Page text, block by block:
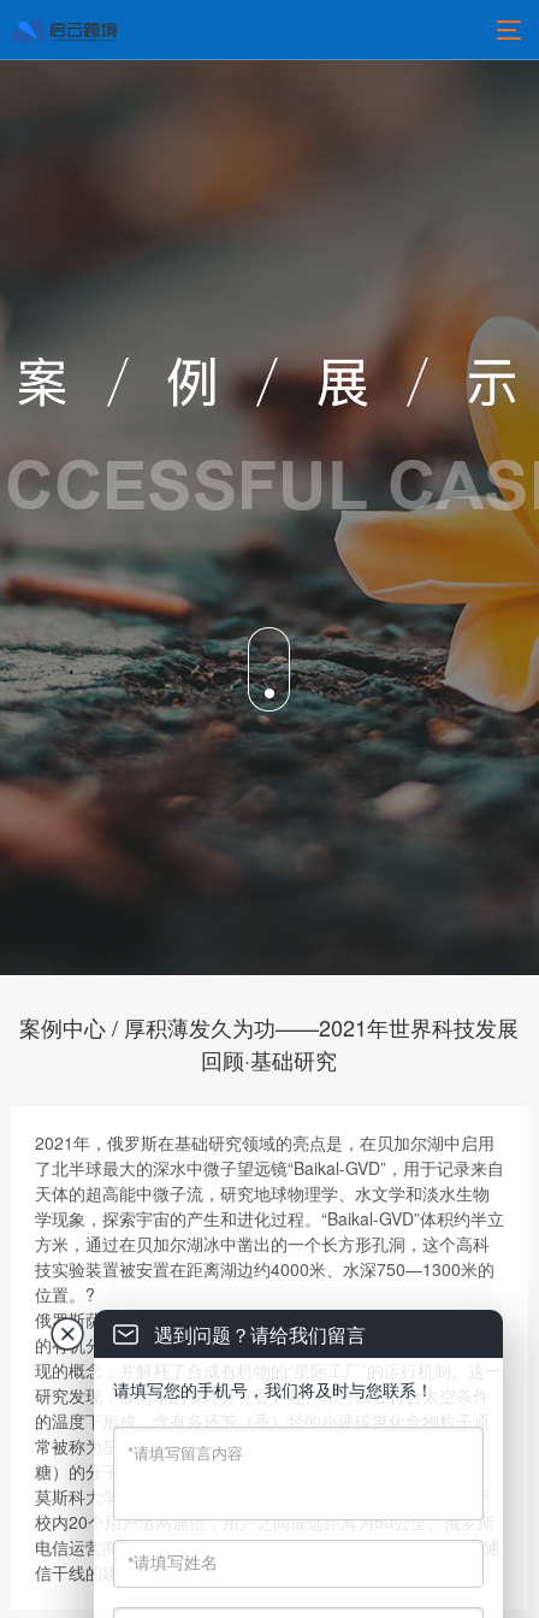
案例中心 / 厚积薄发久为功——2021年世界科技发展
回顾·基础研究
2021年，俄罗斯在基础研究领域的亮点是，在贝加尔湖中启用
了北半球最大的深水中微子望远镜“Baikal-GVD”，用于记录来自
天体的超高能中微子流，研究地球物理学、水文学和淡水生物
学现象，探索宇宙的产生和进化过程。“Baikal-GVD”体积约半立
方米，通过在贝加尔湖冰中凿出的一个长方形孔洞，这个高科
技实验装置被安置在距离湖边约4000米、水深750—1300米的
位置。?
俄罗斯萨马拉大学首次描述了在宇宙化学进化中起最重要作用
的有机分子在太空中的出现过程，所获数据扩展了关于生命出
现的概念，并解释了合成有机物的“星际工厂”的运行机制。这一
研究发现，最简单的多环芳（香）烃、茚可以在符合太空条件
的温度下形成。含有多环芳（香）烃的小硬碳氢化合物粒子通
常被称为星际种子，它实际上作为合成有机物（如氨基酸和
糖）的分子太空工厂而运行。
莫斯科大学量子技术中心开通了一条量子安全通信线路，用于
校内20个用户组网通信，用户之间最远距离为50公里。俄罗斯
电信运营商TransTeleCom完成了莫斯科和圣彼得堡间的量子通
信干线的建设工作。
遇到问题？请给我们留言
请填写您的手机号，我们将及时与您联系！